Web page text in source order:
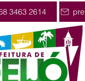
3463 2614